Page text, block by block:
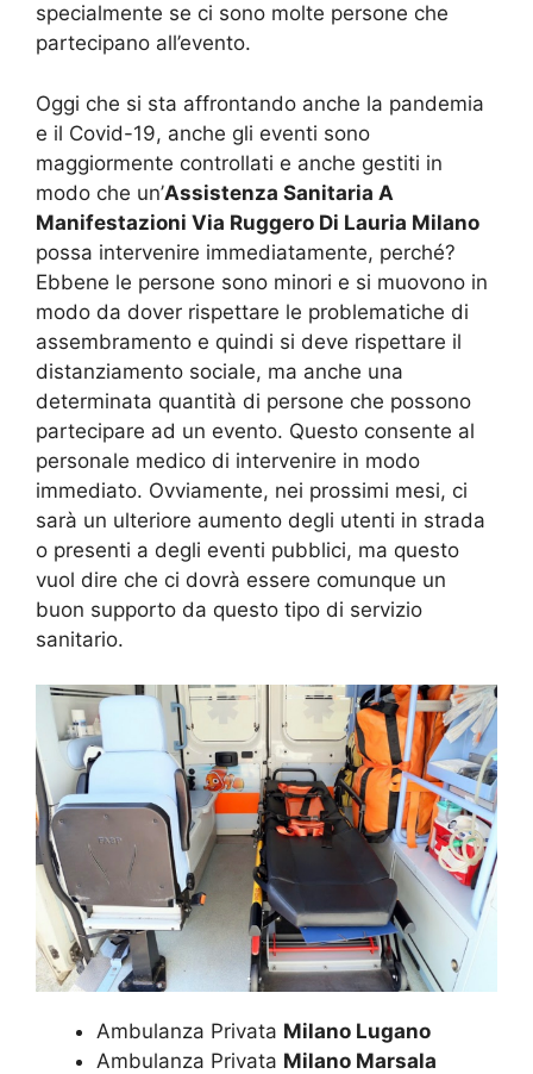
specialmente se ci sono molte persone che
partecipano all’evento.
Oggi che si sta affrontando anche la pandemia
e il Covid-19, anche gli eventi sono
maggiormente controllati e anche gestiti in
modo che un’Assistenza Sanitaria A
Manifestazioni Via Ruggero Di Lauria Milano
possa intervenire immediatamente, perché?
Ebbene le persone sono minori e si muovono in
modo da dover rispettare le problematiche di
assembramento e quindi si deve rispettare il
distanziamento sociale, ma anche una
determinata quantità di persone che possono
partecipare ad un evento. Questo consente al
personale medico di intervenire in modo
immediato. Ovviamente, nei prossimi mesi, ci
sarà un ulteriore aumento degli utenti in strada
o presenti a degli eventi pubblici, ma questo
vuol dire che ci dovrà essere comunque un
buon supporto da questo tipo di servizio
sanitario.
Ambulanza Privata Milano Lugano
Ambulanza Privata Milano Marsala